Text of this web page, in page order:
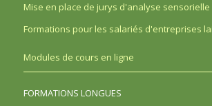
Mise en place de jurys d'analyse sensorielle
Formations pour les salariés d'entreprises
Modules de cours en ligne
FORMATIONS LONGUES